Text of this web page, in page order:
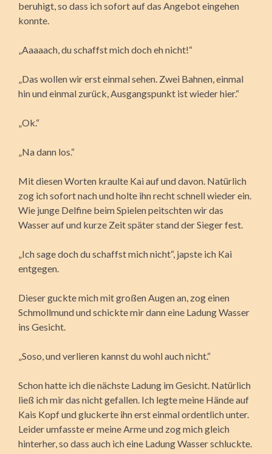
beruhigt, so dass ich sofort auf das Angebot eingehen
konnte.
„Aaaaach, du schaffst mich doch eh nicht!“
„Das wollen wir erst einmal sehen. Zwei Bahnen, einmal
hin und einmal zurück, Ausgangspunkt ist wieder hier.“
„Ok.“
„Na dann los.“
Mit diesen Worten kraulte Kai auf und davon. Natürlich
zog ich sofort nach und holte ihn recht schnell wieder ein.
Wie junge Delfine beim Spielen peitschten wir das
Wasser auf und kurze Zeit später stand der Sieger fest.
„Ich sage doch du schaffst mich nicht“, japste ich Kai
entgegen.
Dieser guckte mich mit großen Augen an, zog einen
Schmollmund und schickte mir dann eine Ladung Wasser
ins Gesicht.
„Soso, und verlieren kannst du wohl auch nicht.“
Schon hatte ich die nächste Ladung im Gesicht. Natürlich
ließ ich mir das nicht gefallen. Ich legte meine Hände auf
Kais Kopf und gluckerte ihn erst einmal ordentlich unter.
Leider umfasste er meine Arme und zog mich gleich
hinterher, so dass auch ich eine Ladung Wasser schluckte.